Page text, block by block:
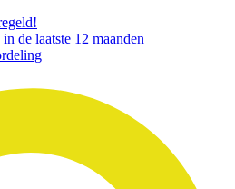
de laatste 12 maanden